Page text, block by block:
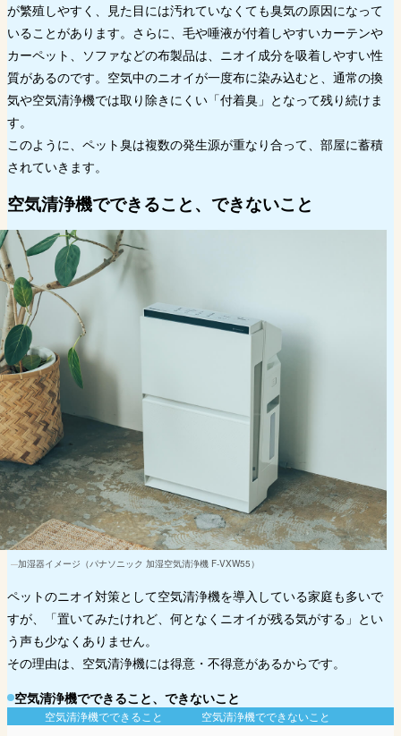
が繁殖しやすく、見た目には汚れていなくても臭気の原因になって
いることがあります。さらに、毛や唾液が付着しやすいカーテンや
カーペット、ソファなどの布製品は、ニオイ成分を吸着しやすい性
質があるのです。空気中のニオイが一度布に染み込むと、通常の換
気や空気清浄機では取り除きにくい「付着臭」となって残り続けま
す。
このように、ペット臭は複数の発生源が重なり合って、部屋に蓄積
されていきます。
空気清浄機でできること、できないこと
加湿器イメージ（パナソニック 加湿空気清浄機 F-VXW55）
ペットのニオイ対策として空気清浄機を導入している家庭も多いで
すが、「置いてみたけれど、何となくニオイが残る気がする」とい
う声も少なくありません。
その理由は、空気清浄機には得意・不得意があるからです。
空気清浄機でできること、できないこと
空気清浄機でできること 空気清浄機でできないこと